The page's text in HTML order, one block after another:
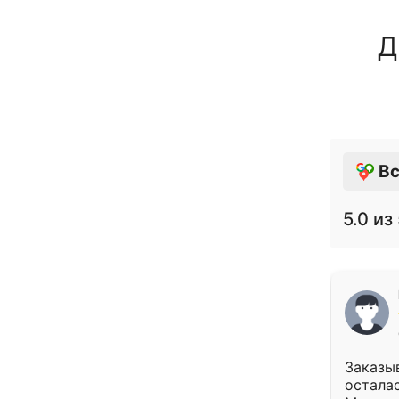
5.0 из